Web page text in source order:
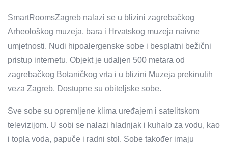
SmartRoomsZagreb nalazi se u blizini zagrebačkog
Arheološkog muzeja, bara i Hrvatskog muzeja naivne
umjetnosti. Nudi hipoalergenske sobe i besplatni bežični
pristup internetu. Objekt je udaljen 500 metara od
zagrebačkog Botaničkog vrta i u blizini Muzeja prekinutih
veza Zagreb. Dostupne su obiteljske sobe.
Sve sobe su opremljene klima uređajem i satelitskom
televizijom. U sobi se nalazi hladnjak i kuhalo za vodu, kao
i topla voda, papuče i radni stol. Sobe također imaju